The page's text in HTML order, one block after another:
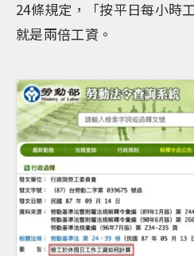
24條規定，「按平日每小時
就是兩倍工資。